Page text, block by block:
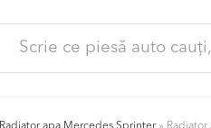
Radiator apa Mercedes Sprinter»